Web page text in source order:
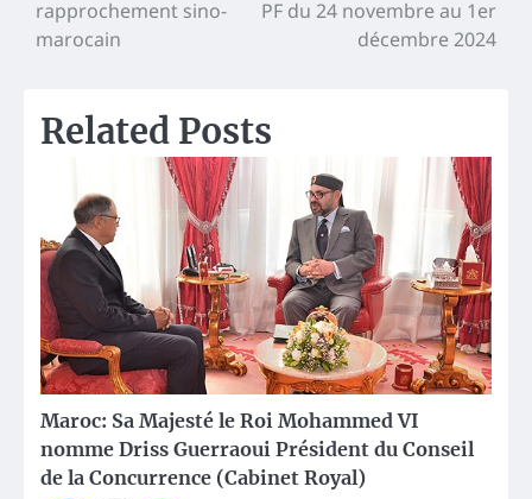
rapprochement sino-
marocain
PF du 24 novembre au 1er
décembre 2024
Related Posts
Maroc: Sa Majesté le Roi Mohammed VI
nomme Driss Guerraoui Président du Conseil
de la Concurrence (Cabinet Royal)